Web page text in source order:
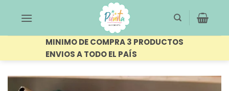
MINIMO DE COMPRA 3 PRODUCTOS
ENVIOS A TODO EL PAÍS